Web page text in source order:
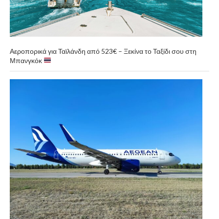
Αεροπορικά για Ταϊλάνδη από 523€ – Ξεκίνα το Ταξίδι σου στη
Μπανγκόκ